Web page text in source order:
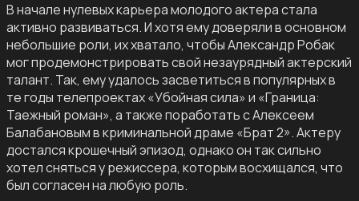
В начале нулевых карьера молодого актера стала
активно развиваться. И хотя ему доверяли в основном
небольшие роли, их хватало, чтобы Александр Робак
мог продемонстрировать свой незаурядный актерский
талант. Так, ему удалось засветиться в популярных в
те годы телепроектах «Убойная сила» и «Граница:
Таежный роман», а также поработать с Алексеем
Балабановым в криминальной драме «Брат 2». Актеру
достался крошечный эпизод, однако он так сильно
хотел сняться у режиссера, которым восхищался, что
был согласен на любую роль.